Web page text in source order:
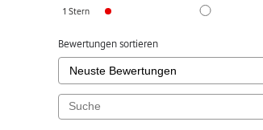
1 Stern
Bewertungen sortieren